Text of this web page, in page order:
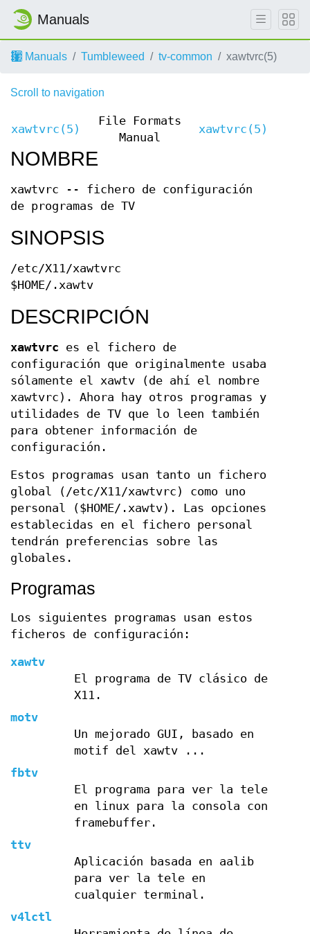
Manuals
Manuals Tumbleweed tv-common xawtvrc(5)
Scroll to navigation
xawtvrc(5)
File Formats
Manual
xawtvrc(5)
NOMBRE
xawtvrc -- fichero de configuración
de programas de TV
SINOPSIS
/etc/X11/xawtvrc
$HOME/.xawtv
DESCRIPCIÓN
xawtvrc es el fichero de
configuración que originalmente usaba
sólamente el xawtv (de ahí el nombre
xawtvrc). Ahora hay otros programas y
utilidades de TV que lo leen también
para obtener información de
configuración.
Estos programas usan tanto un fichero
global (/etc/X11/xawtvrc) como uno
personal ($HOME/.xawtv). Las opciones
establecidas en el fichero personal
tendrán preferencias sobre las
globales.
Programas
Los siguientes programas usan estos
ficheros de configuración:
xawtv
El programa de TV clásico de
X11.
motv
Un mejorado GUI, basado en
motif del xawtv ...
fbtv
El programa para ver la tele
en linux para la consola con
framebuffer.
ttv
Aplicación basada en aalib
para ver la tele en
cualquier terminal.
v4lctl